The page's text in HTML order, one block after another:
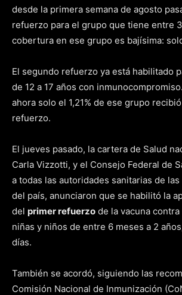
desde la primera semana de agosto
refuerzo para el grupo que tiene entre
cobertura en ese grupo es bajísima:
El segundo refuerzo ya está habilitado
de 12 a 17 años con
ahora solo el 1,21% de ese grupo
refuerzo.
El jueves pasado, la cartera de Salud
Carla Vizzotti, y el Consejo Federal de
a todas las autoridades sanitarias de
del país, anunciaron que se habilitó la
del primer refuerzo de la vacuna contra
niñas y niños de entre 6 meses a 2
días.
También se acordó, siguiendo las
Comisión Nacional de Inmunización